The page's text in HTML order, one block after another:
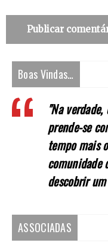
Boas Vindas…
"Na
prende-se
tempo mais
comunidade
descobrir
ASSOCIADAS